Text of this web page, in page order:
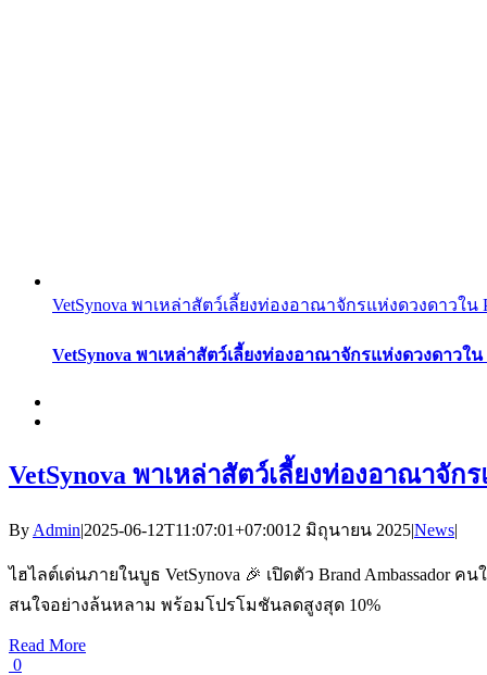
VetSynova พาเหล่าสัตว์เลี้ยงท่องอาณาจักรแห่งดวงดาวใน
VetSynova พาเหล่าสัตว์เลี้ยงท่องอาณาจักรแห่งดวงดาวใ
VetSynova พาเหล่าสัตว์เลี้ยงท่องอาณาจัก
ByAdmin2025-06-12T11:07:01+07:0012 มิถุนายน 2025News
ไฮไลต์เด่นภายในบูธ VetSynova 🎉 เปิดตัว Brand
สนใจอย่างล้นหลาม พร้อมโปรโมชันลดสูงสุด 10%
Read More
0